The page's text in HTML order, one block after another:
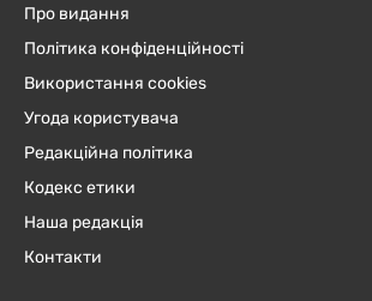
Про видання
Політика конфіденційності
Використання cookies
Угода користувача
Редакційна політика
Кодекс етики
Наша редакція
Контакти